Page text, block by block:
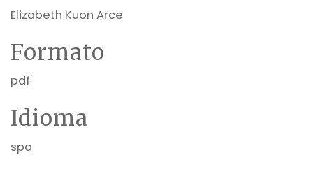
Elizabeth Kuon Arce
Formato
pdf
Idioma
spa